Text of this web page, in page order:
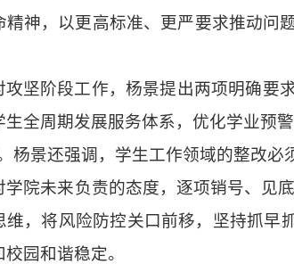
精神，以更高标准、更严要求推动问
攻坚阶段工作，杨景提出两项明确要
生全周期发展服务体系，优化学业预
杨景还强调，学生工作领域的整改
学院未来负责的态度，逐项销号、见
维，将风险防控关口前移，坚持抓早
园和谐稳定。